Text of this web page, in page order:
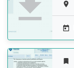


